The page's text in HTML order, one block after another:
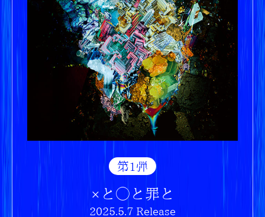
第1弾
×と◯と罪と
2025.5.7 Release